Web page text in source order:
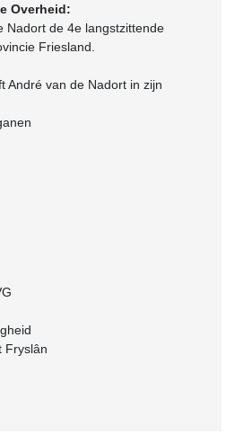
Overheid:
Nadort de 4e langstzittende
Friesland.
André van de Nadort in zijn
Fryslân